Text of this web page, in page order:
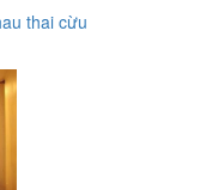
thai cừu